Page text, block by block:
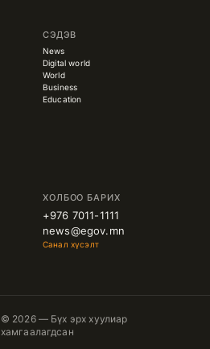
СЭДЭВ
News
Digital world
World
Business
Education
ХОЛБОО БАРИХ
+976 7011-1111
news@egov.mn
Санал хүсэлт
© 2026 — Бүх эрх хуулиар
хамгаалагдсан